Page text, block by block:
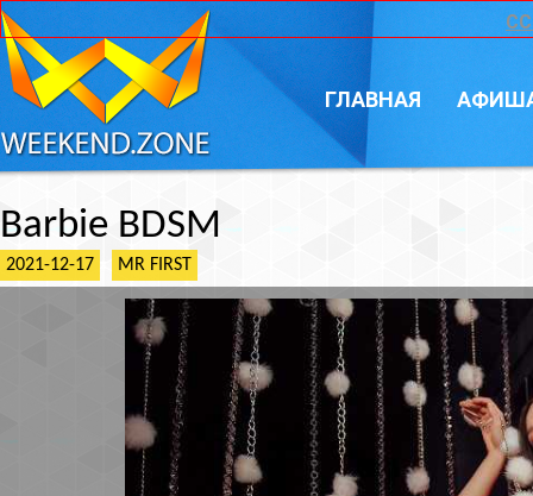
ГЛАВНАЯ
Barbie BDSM
2021-12-17 MR FIRST